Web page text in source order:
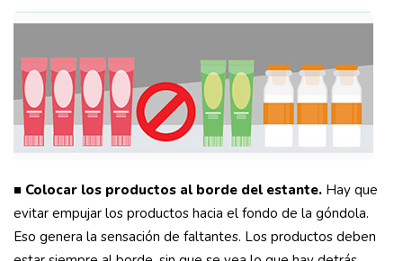
■ Colocar los productos al borde del estante. Hay que
evitar empujar los productos hacia el fondo de la góndola.
Eso genera la sensación de faltantes. Los productos deben